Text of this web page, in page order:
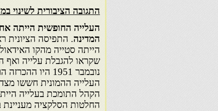
התגובה הציבורית לשינוי
העלייה החופשית הייתה
המדינה. התפיסה הציונית
הייתה סטייה מהקו
שקראו להגבלת עלייה ואף
נובמבר 1951
העלייה ההמונית חששו
הקהל התומכת בעלייה
החלטות הסלקציה מעניינת